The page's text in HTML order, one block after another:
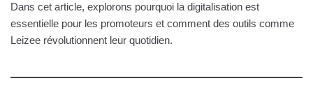
Dans cet article, explorons pourquoi la digitalisation est
essentielle pour les promoteurs et comment des outils comme
Leizee révolutionnent leur quotidien.